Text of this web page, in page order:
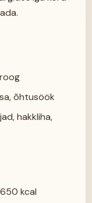
õhtusöök
hakkliha,
kcal